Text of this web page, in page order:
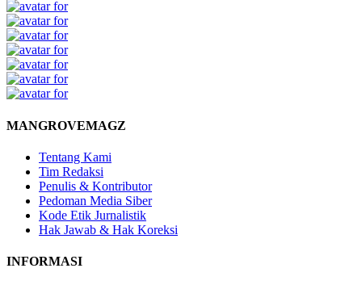
MANGROVEMAGZ
Tentang Kami
Tim Redaksi
Penulis & Kontributor
Pedoman Media Siber
Kode Etik Jurnalistik
Hak Jawab & Hak Koreksi
INFORMASI